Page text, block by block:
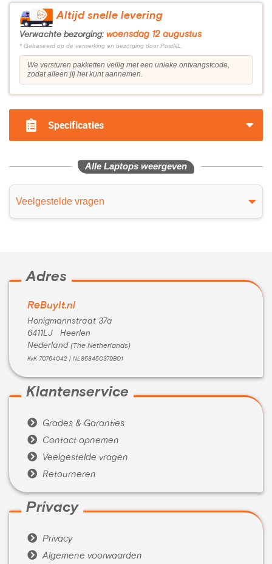
Altijd snelle levering
Verwachte bezorging: woensdag 12 augustus
* Gebaseerd op de verwerking en bezorging door PostNL.
We versturen pakketten veilig met een unieke ontvangstcode,
zodat alleen jij het kunt aannemen.
Specificaties
Alle Laptops weergeven
Veelgestelde vragen
Adres
ReBuyIt.nl
Honigmannstraat 37a
6411LJ Heerlen
Nederland (The Netherlands)
KvK 70764042 | NL858450379B01
Klantenservice
 Grades & Garanties
 Contact opnemen
 Veelgestelde vragen
 Retourneren
Privacy
 Privacy
 Algemene voorwaarden